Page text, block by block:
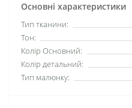
Основні характеристики
Тип тканини:
Тон:
Колір Основний:
Колір детальний:
Тип малюнку: